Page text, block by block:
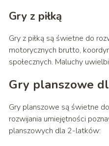
Gry z piłką
Gry z piłką są świetne do
motorycznych brutto,
społecznych. Maluchy
Gry planszowe
Gry planszowe są świetne
rozwijania umiejętności
planszowych dla 2-latków: